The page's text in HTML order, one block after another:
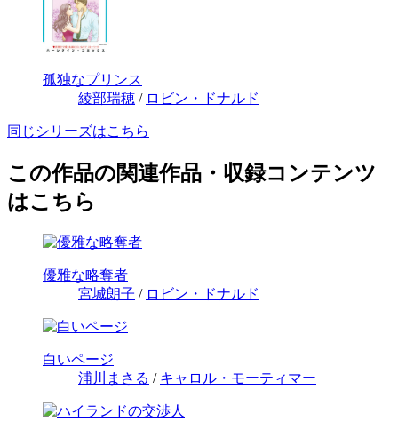
孤独なプリンス
綾部瑞穂 / ロビン・ドナルド
同じシリーズはこちら
この作品の関連作品・収録コンテンツ
はこちら
優雅な略奪者
宮城朗子 / ロビン・ドナルド
白いページ
浦川まさる / キャロル・モーティマー